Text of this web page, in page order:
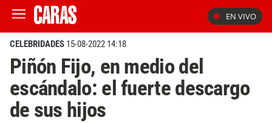
EN VIVO
CELEBRIDADES 15-08-2022 14:18
Piñón Fijo, en medio del
escándalo: el fuerte descargo
de sus hijos